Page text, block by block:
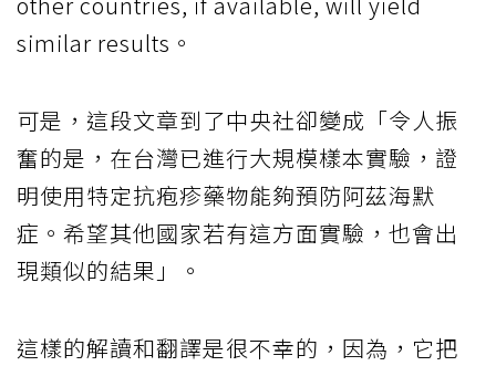
similar results。
可是，這段文章到了中央社卻變成「令人振
奮的是，在台灣已進行大規模樣本實驗，證
明使用特定抗疱疹藥物能夠預防阿茲海默
症。希望其他國家若有這方面實驗，也會出
現類似的結果」。
這樣的解讀和翻譯是很不幸的，因為，它把